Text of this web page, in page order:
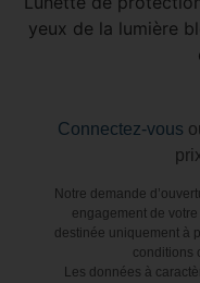
yeux de la lumière
Connectez-vous
Notre demande
engagement de
destinée uniquement à
conditions
Les données à